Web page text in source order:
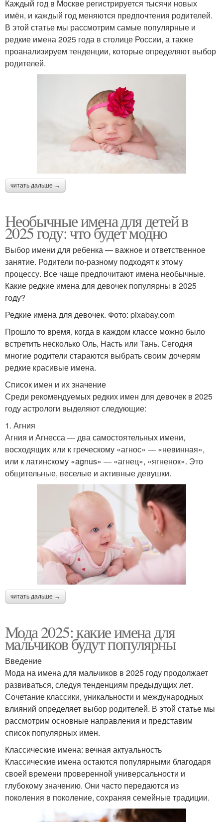
Каждый год в Москве регистрируется тысячи новых
имён, и каждый год меняются предпочтения родителей.
В этой статье мы рассмотрим самые популярные и
редкие имена 2025 года в столице России, а также
проанализируем тенденции, которые определяют выбор
родителей.
читать дальше →
Необычные имена для детей в
2025 году: что будет модно
Выбор имени для ребенка — важное и ответственное
занятие. Родители по-разному подходят к этому
процессу. Все чаще предпочитают имена необычные.
Какие редкие имена для девочек популярны в 2025
году?
Редкие имена для девочек. Фото: pixabay.com
Прошло то время, когда в каждом классе можно было
встретить несколько Оль, Насть или Тань. Сегодня
многие родители стараются выбрать своим дочерям
редкие красивые имена.
Список имен и их значение
Среди рекомендуемых редких имен для девочек в 2025
году астрологи выделяют следующие:
1. Агния
Агния и Агнесса — два самостоятельных имени,
восходящих или к греческому «агнос» — «невинная»,
или к латинскому «agnus» — «агнец», «ягненок». Это
общительные, веселые и активные девушки.
читать дальше →
Мода 2025: какие имена для
мальчиков будут популярны
Введение
Мода на имена для мальчиков в 2025 году продолжает
развиваться, следуя тенденциям предыдущих лет.
Сочетание классики, уникальности и международных
влияний определяет выбор родителей. В этой статье мы
рассмотрим основные направления и представим
список популярных имен.
Классические имена: вечная актуальность
Классические имена остаются популярными благодаря
своей времени проверенной универсальности и
глубокому значению. Они часто передаются из
поколения в поколение, сохраняя семейные традиции.